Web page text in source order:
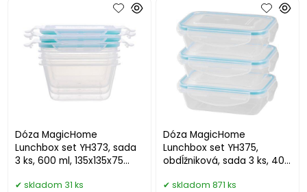
Dóza MagicHome
Lunchbox set YH373, sada
3 ks, 600 ml, 135x135x75
skladom 31 ks
Dóza MagicHome
Lunchbox set YH375,
obdĺžniková, sada 3 ks, 400
skladom 871 ks